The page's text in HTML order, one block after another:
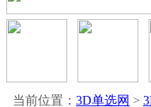
当前位置： 3D单选网 >